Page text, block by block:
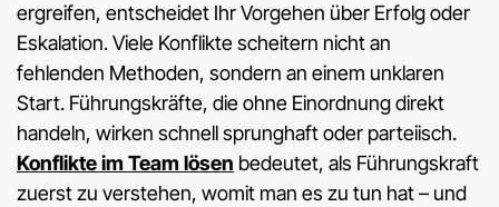
ergreifen, entscheidet Ihr Vorgehen über Erfolg oder
Eskalation. Viele Konflikte scheitern nicht an
fehlenden Methoden, sondern an einem unklaren
Start. Führungskräfte, die ohne Einordnung direkt
handeln, wirken schnell sprunghaft oder parteiisch.
Konflikte im Team lösen bedeutet, als Führungskraft
zuerst zu verstehen, womit man es zu tun hat – und